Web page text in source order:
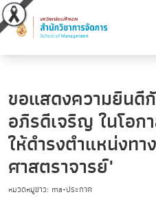
ขอแสดงความยินดี
อภิรดีเจริญ ในโอก
ให้ดำรงตำแหน่งทา
ศาสตราจารย์"
หมวดหมู่ข่าว: ma-ประกาศ